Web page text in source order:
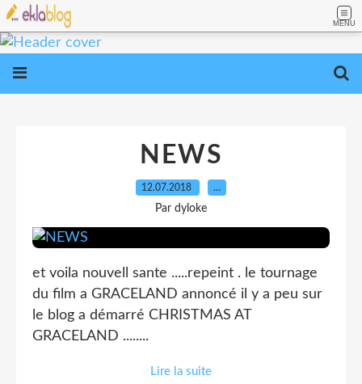
MENU
NEWS
12.07.2018 …
Par dyloke
et voila nouvell sante .....repeint . le tournage
du film a GRACELAND annoncé il y a peu sur
le blog a démarré CHRISTMAS AT
GRACELAND ........
Lire la suite